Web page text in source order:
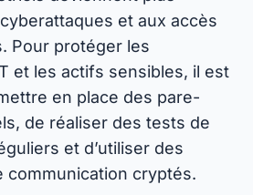
et aux accès
Pour protéger les
et les actifs sensibles, il est
en place des pare-
de réaliser des tests de
et d’utiliser des
communication cryptés.